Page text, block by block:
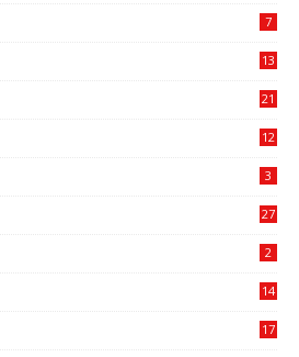
7
13
21
12
3
27
2
14
17